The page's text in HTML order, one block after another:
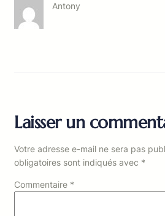
Antony
Laisser un
Votre adresse e-mail ne sera pas
obligatoires sont indiqués avec *
Commentaire *